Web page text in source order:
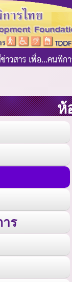
ห้
ร